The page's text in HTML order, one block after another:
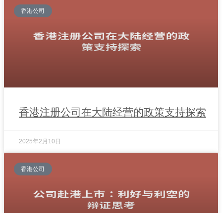
香港公司
香港注册公司在大陆经营的政策支持探索
2025年2月10日
香港公司